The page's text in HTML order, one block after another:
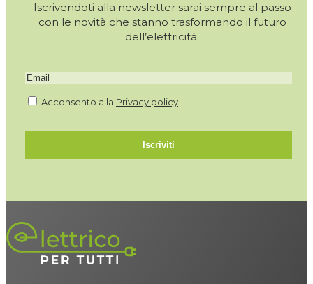
Iscrivendoti alla newsletter sarai sempre al passo
con le novità che stanno trasformando il futuro
dell’elettricità.
Acconsento alla Privacy policy
Iscriviti